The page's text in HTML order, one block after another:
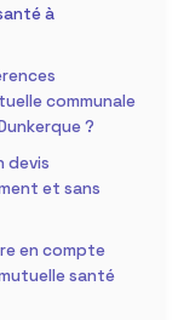
à
communale
?
devis
et sans
en compte
santé